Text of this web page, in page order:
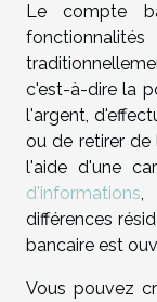
Le compte
c'est-à-dire la
l'argent,
ou de retirer
l'aide d'une
d'informations,
différences
bancaire est
Vous pouvez